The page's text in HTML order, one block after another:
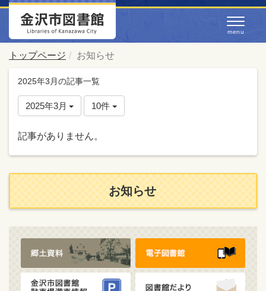
トップページ お知らせ
2025年3月の記事一覧
2025年3月 10件
記事がありません。
お知らせ